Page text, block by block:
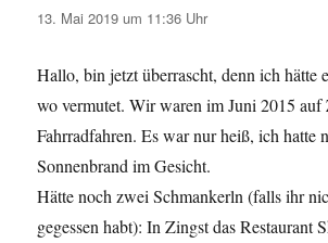
13. Mai 2019 um 11:36 Uhr
Hallo, bin jetzt überrascht, denn ich hätte
wo vermutet. Wir waren im Juni 2015 auf
Fahrradfahren. Es war nur heiß, ich hatte
Sonnenbrand im Gesicht.
Hätte noch zwei Schmankerln (falls ihr
gegessen habt): In Zingst das Restaurant